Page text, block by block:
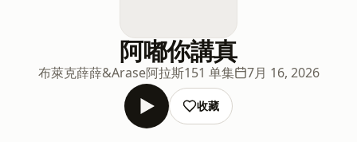
阿嘟你講真
布萊克薛薛&Arase阿拉斯151 单集 7月 16, 2026
收藏